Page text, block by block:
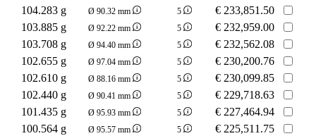
104.283 g
Ø 90.32 mm 5 € 233,851.50
103.885 g
Ø 92.22 mm 5 € 232,959.00
103.708 g
Ø 94.40 mm 5 € 232,562.08
102.655 g
Ø 97.04 mm 5 € 230,200.76
102.610 g
Ø 88.16 mm 5 € 230,099.85
102.440 g
Ø 90.41 mm 5 € 229,718.63
101.435 g
Ø 95.93 mm 5 € 227,464.94
100.564 g
Ø 95.57 mm 5 € 225,511.75